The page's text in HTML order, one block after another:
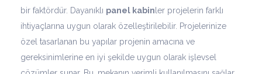
bir faktördür. Dayanıklı panel kabin ler projelerin farklı
ihtiyaçlarına uygun olarak özelleştirilebilir. Projelerinize
özel tasarlanan bu yapılar projenin amacına ve
gereksinimlerine en iyi şekilde uygun olarak işlevsel